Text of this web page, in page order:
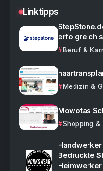
Linktipps
erfolgreich
Beruf &
Medizin &
Mowotas
Shopping &
Handwerker
Bedruckte
Heimwerker